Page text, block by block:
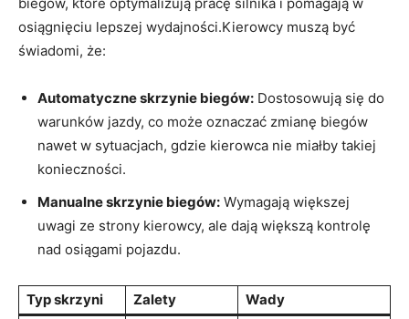
osiągnięciu lepszej wydajności.Kierowcy muszą być
świadomi, że:
Automatyczne skrzynie biegów: Dostosowują się do
warunków jazdy, co może oznaczać zmianę biegów
nawet w sytuacjach, gdzie kierowca nie miałby takiej
konieczności.
Manualne skrzynie biegów: Wymagają większej
uwagi ze strony kierowcy, ale dają większą kontrolę
nad osiągami pojazdu.
Typ skrzyni Zalety Wady